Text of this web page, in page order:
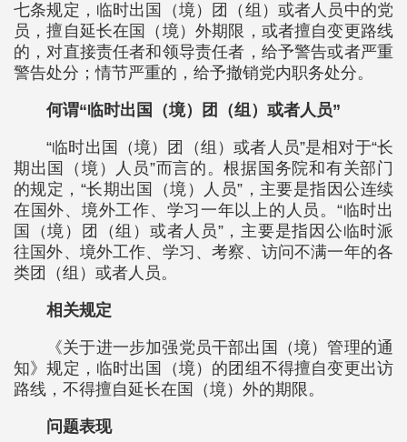
七条规定，临时出国（境）团（组）或者人员中的党
员，擅自延长在国（境）外期限，或者擅自变更路线
的，对直接责任者和领导责任者，给予警告或者严重
警告处分；情节严重的，给予撤销党内职务处分。
何谓“临时出国（境）团（组）或者人员”
“临时出国（境）团（组）或者人员”是相对于“长
期出国（境）人员”而言的。根据国务院和有关部门
的规定，“长期出国（境）人员”，主要是指因公连续
在国外、境外工作、学习一年以上的人员。“临时出
国（境）团（组）或者人员”，主要是指因公临时派
往国外、境外工作、学习、考察、访问不满一年的各
类团（组）或者人员。
相关规定
《关于进一步加强党员干部出国（境）管理的通
知》规定，临时出国（境）的团组不得擅自变更出访
路线，不得擅自延长在国（境）外的期限。
问题表现